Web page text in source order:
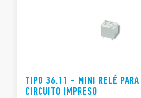
TIPO 36.11 - MINI RELÉ PARA
CIRCUITO IMPRESO